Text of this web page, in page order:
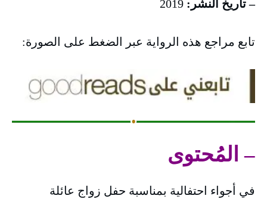
– تاريخ النشر: 2019
تابع مراجع هذه الرواية عبر الضغط على الصورة:
– المُحتوى
في أجواء احتفالية بمناسبة حفل زواج عائلة